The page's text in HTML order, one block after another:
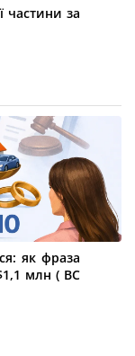
частини за
як фраза
млн ( ВС